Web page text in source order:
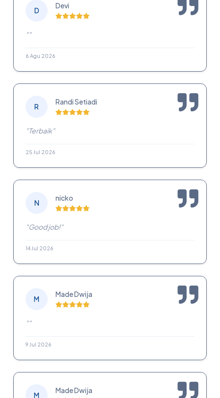
D
Devi
""
6 Agu 2026
R
Randi Setiadi
"Terbaik"
25 Jul 2026
N
nicko
"Good job!"
14 Jul 2026
M
Made Dwija
""
9 Jul 2026
M
Made Dwija